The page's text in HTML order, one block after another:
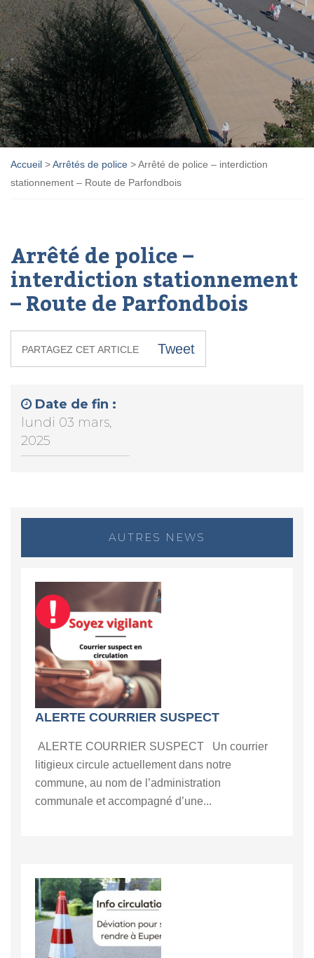
Accueil >Arrêtés de police >Arrêté de police – interdiction
stationnement – Route de Parfondbois
Arrêté de police –
interdiction stationnement
– Route de Parfondbois
PARTAGEZ CET ARTICLE Tweet
Date de fin :
lundi 03 mars,
2025
AUTRES NEWS
ALERTE COURRIER SUSPECT
ALERTE COURRIER SUSPECT Un courrier
litigieux circule actuellement dans notre
commune, au nom de l’administration
communale et accompagné d’une...